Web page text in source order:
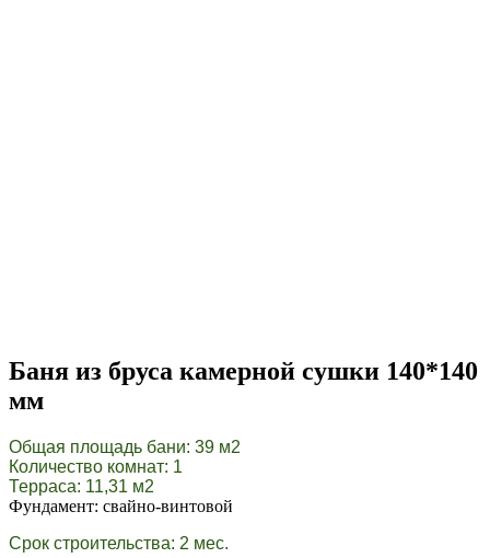
Баня из бруса камерной сушки 140*140
мм
Общая площадь бани: 39 м2
Количество комнат: 1
Терраса: 11,31 м2
Фундамент: свайно-винтовой
Срок строительства: 2 мес.